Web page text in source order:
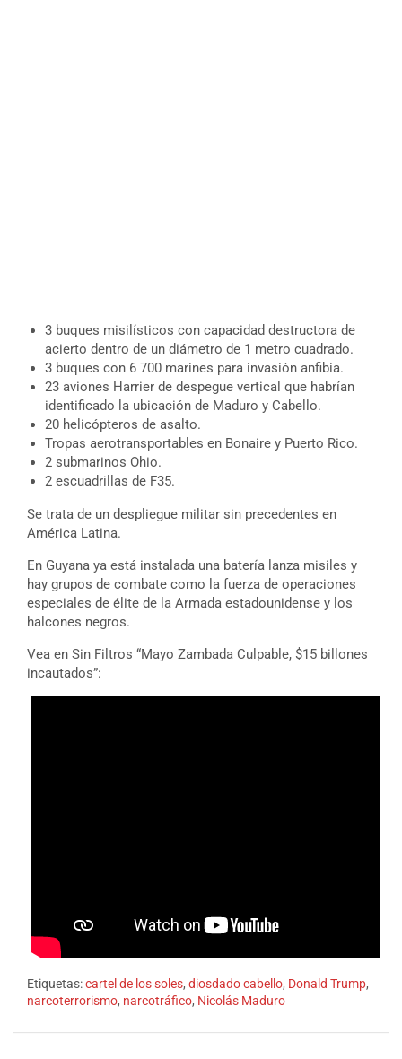
3 buques misilísticos con capacidad destructora de
acierto dentro de un diámetro de 1 metro cuadrado.
3 buques con 6 700 marines para invasión anfibia.
23 aviones Harrier de despegue vertical que habrían
identificado la ubicación de Maduro y Cabello.
20 helicópteros de asalto.
Tropas aerotransportables en Bonaire y Puerto Rico.
2 submarinos Ohio.
2 escuadrillas de F35.
Se trata de un despliegue militar sin precedentes en
América Latina.
En Guyana ya está instalada una batería lanza misiles y
hay grupos de combate como la fuerza de operaciones
especiales de élite de la Armada estadounidense y los
halcones negros.
Vea en Sin Filtros “Mayo Zambada Culpable, $15 billones
incautados”:
Etiquetas:cartel de los soles, diosdado cabello, Donald Trump,
narcoterrorismo, narcotráfico, Nicolás Maduro